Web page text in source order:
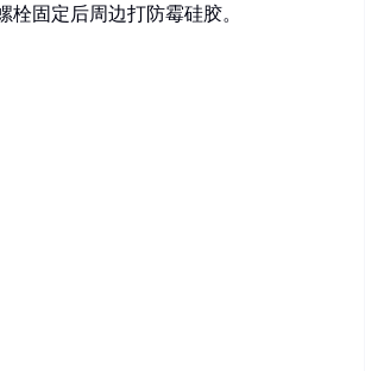
固定后周边打防霉硅胶。